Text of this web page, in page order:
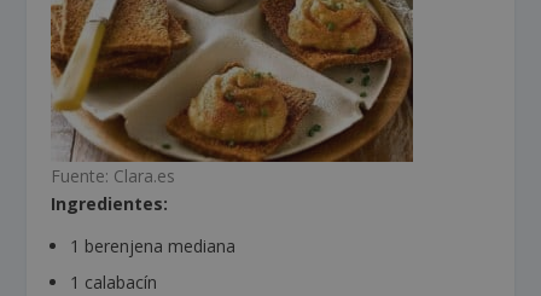
Fuente: Clara.es
Ingredientes:
1 berenjena mediana
1 calabacín